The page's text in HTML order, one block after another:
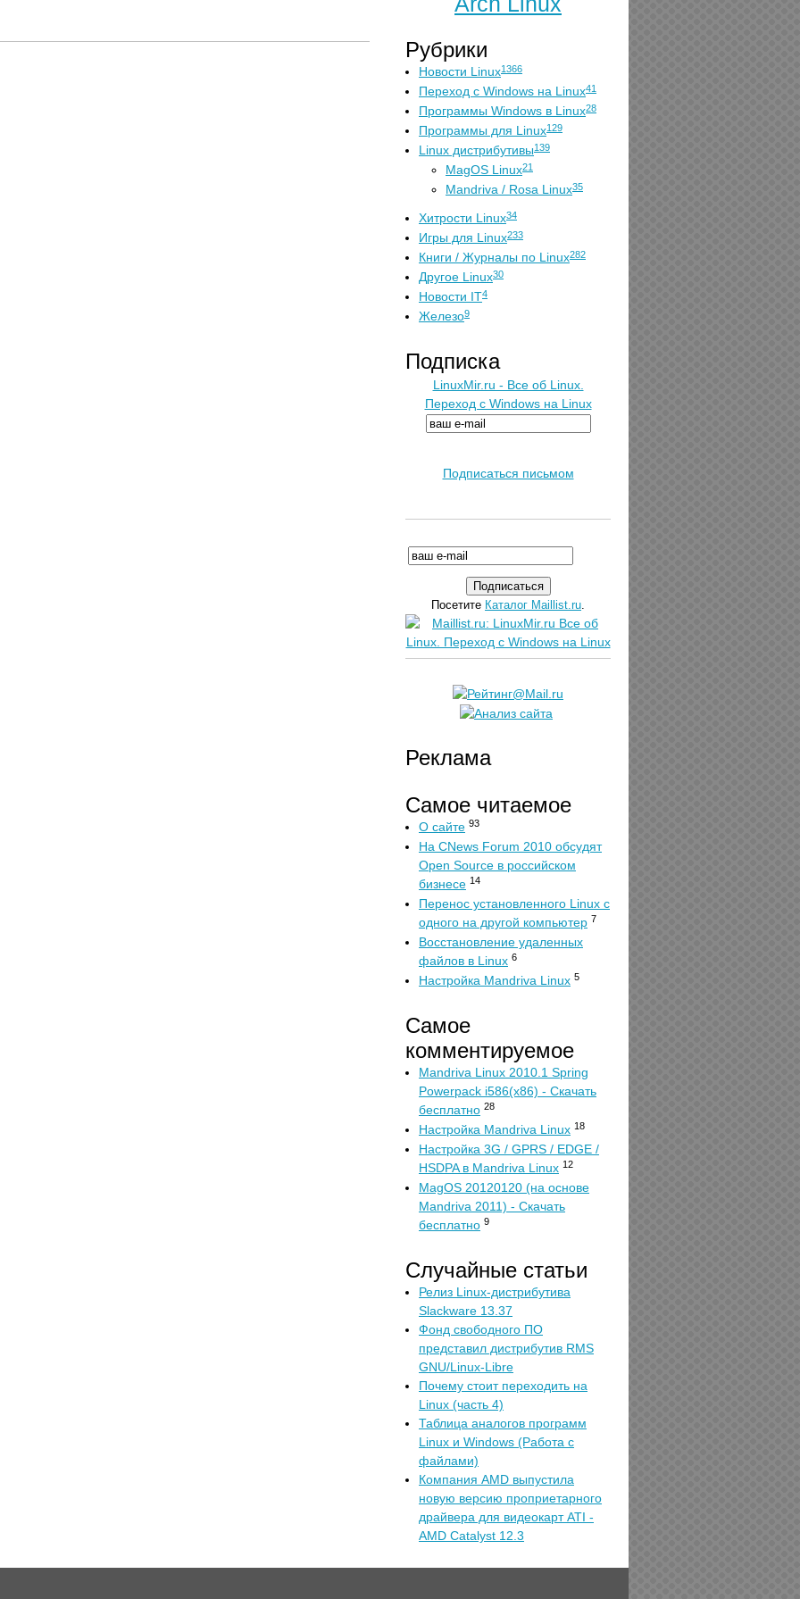
Рубрики
Новости Linux1366
Переход с Windows на Linux41
Программы Windows в Linux28
Программы для Linux129
Linux дистрибутивы139
MagOS Linux21
Mandriva / Rosa Linux35
Хитрости Linux34
Игры для Linux233
Книги / Журналы по Linux282
Другое Linux30
Новости IT4
Железо9
Подписка
LinuxMir.ru - Все об Linux.
Переход с Windows на Linux
Подписаться письмом
Посетите Каталог Maillist.ru.
Реклама
Самое читаемое
О сайте 93
На CNews Forum 2010 обсудят
Open Source в российском
бизнесе 14
Перенос установленного Linux с
одного на другой компьютер 7
Восстановление удаленных
файлов в Linux 6
Настройка Mandriva Linux 5
Самое
комментируемое
Mandriva Linux 2010.1 Spring
Powerpack i586(x86) - Скачать
бесплатно 28
Настройка Mandriva Linux 18
Настройка 3G / GPRS / EDGE /
HSDPA в Mandriva Linux 12
MagOS 20120120 (на основе
Mandriva 2011) - Скачать
бесплатно 9
Случайные статьи
Релиз Linux-дистрибутива
Slackware 13.37
Фонд свободного ПО
представил дистрибутив RMS
GNU/Linux-Libre
Почему стоит переходить на
Linux (часть 4)
Таблица аналогов программ
Linux и Windows (Работа с
файлами)
Компания AMD выпустила
новую версию проприетарного
драйвера для видеокарт ATI -
AMD Catalyst 12.3